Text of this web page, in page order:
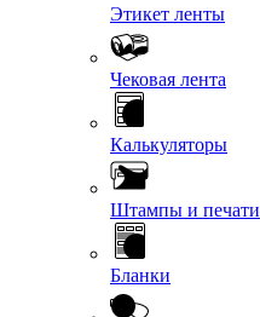
Этикет ленты
Чековая лента
Калькуляторы
Штампы и печати
Бланки